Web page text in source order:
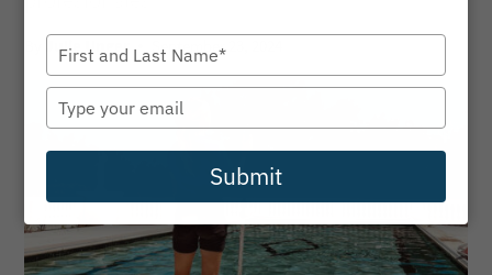
Julie Unger September 23, 2024
Type
your
name
Type
your
email
Submit